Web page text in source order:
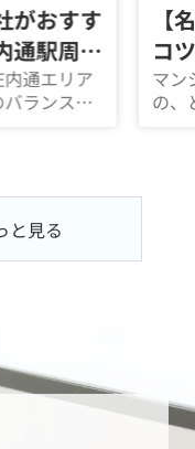
がおすす
通駅周辺
通エリア
ランスが
【
コ
探
マン
の、
と見る